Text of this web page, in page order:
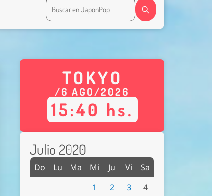
TOKYO
/6 AGO/2026
15:40 hs.
Julio 2020
Do Lu Ma Mi Ju Vi
Sa
1
2 3
4